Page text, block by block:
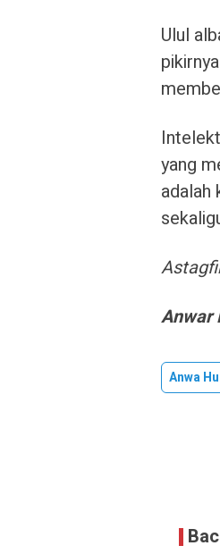
Ulul
yang
adalah
Anwar
Anwa